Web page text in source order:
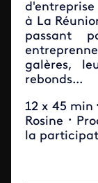
d'entreprise
à La
passant
galères,
rebonds...
12 x 45 min•
Rosine
•
la